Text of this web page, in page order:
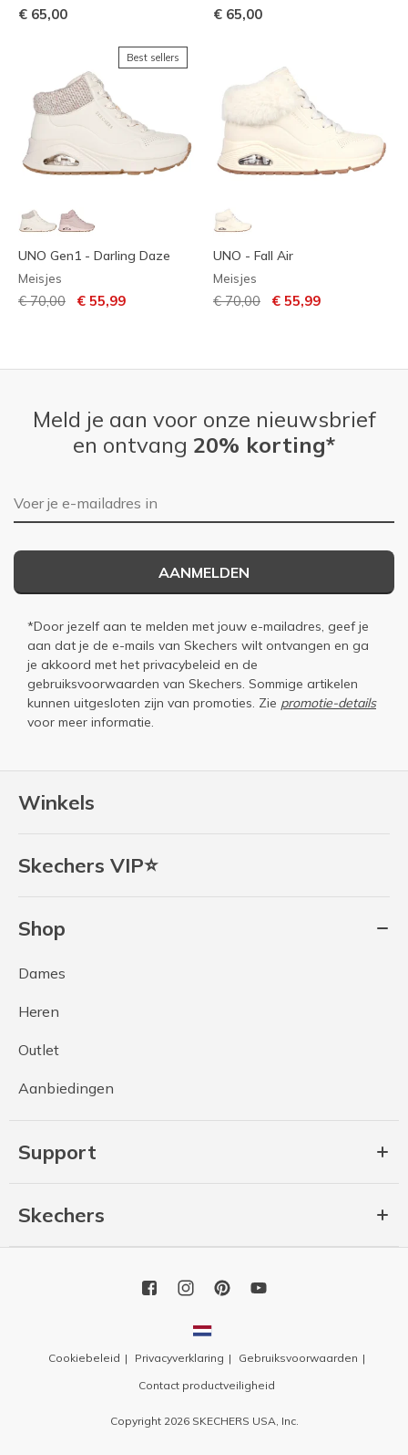
€ 65,00 € 65,00
Best sellers
UNO Gen1 - Darling Daze
Meisjes
Prijs verlaagd van
€ 70,00 naar
€ 55,99
UNO - Fall Air
Meisjes
Prijs verlaagd van
€ 70,00 naar
€ 55,99
Winkels
Skechers VIP⭐
Shop
Dames
Heren
Outlet
Aanbiedingen
Support
Skechers
Meld je aan voor onze nieuwsbrief
en ontvang 20% korting*
E-mailadres
AANMELDEN
*Door jezelf aan te melden met jouw e-mailadres, geef je
aan dat je de e-mails van Skechers wilt ontvangen en ga
je akkoord met het privacybeleid en de
gebruiksvoorwaarden van Skechers. Sommige artikelen
kunnen uitgesloten zijn van promoties. Zie promotie-details
voor meer informatie.
Cookiebeleid Privacyverklaring
Gebruiksvoorwaarden
Contact productveiligheid
Copyright 2026 SKECHERS USA, Inc.